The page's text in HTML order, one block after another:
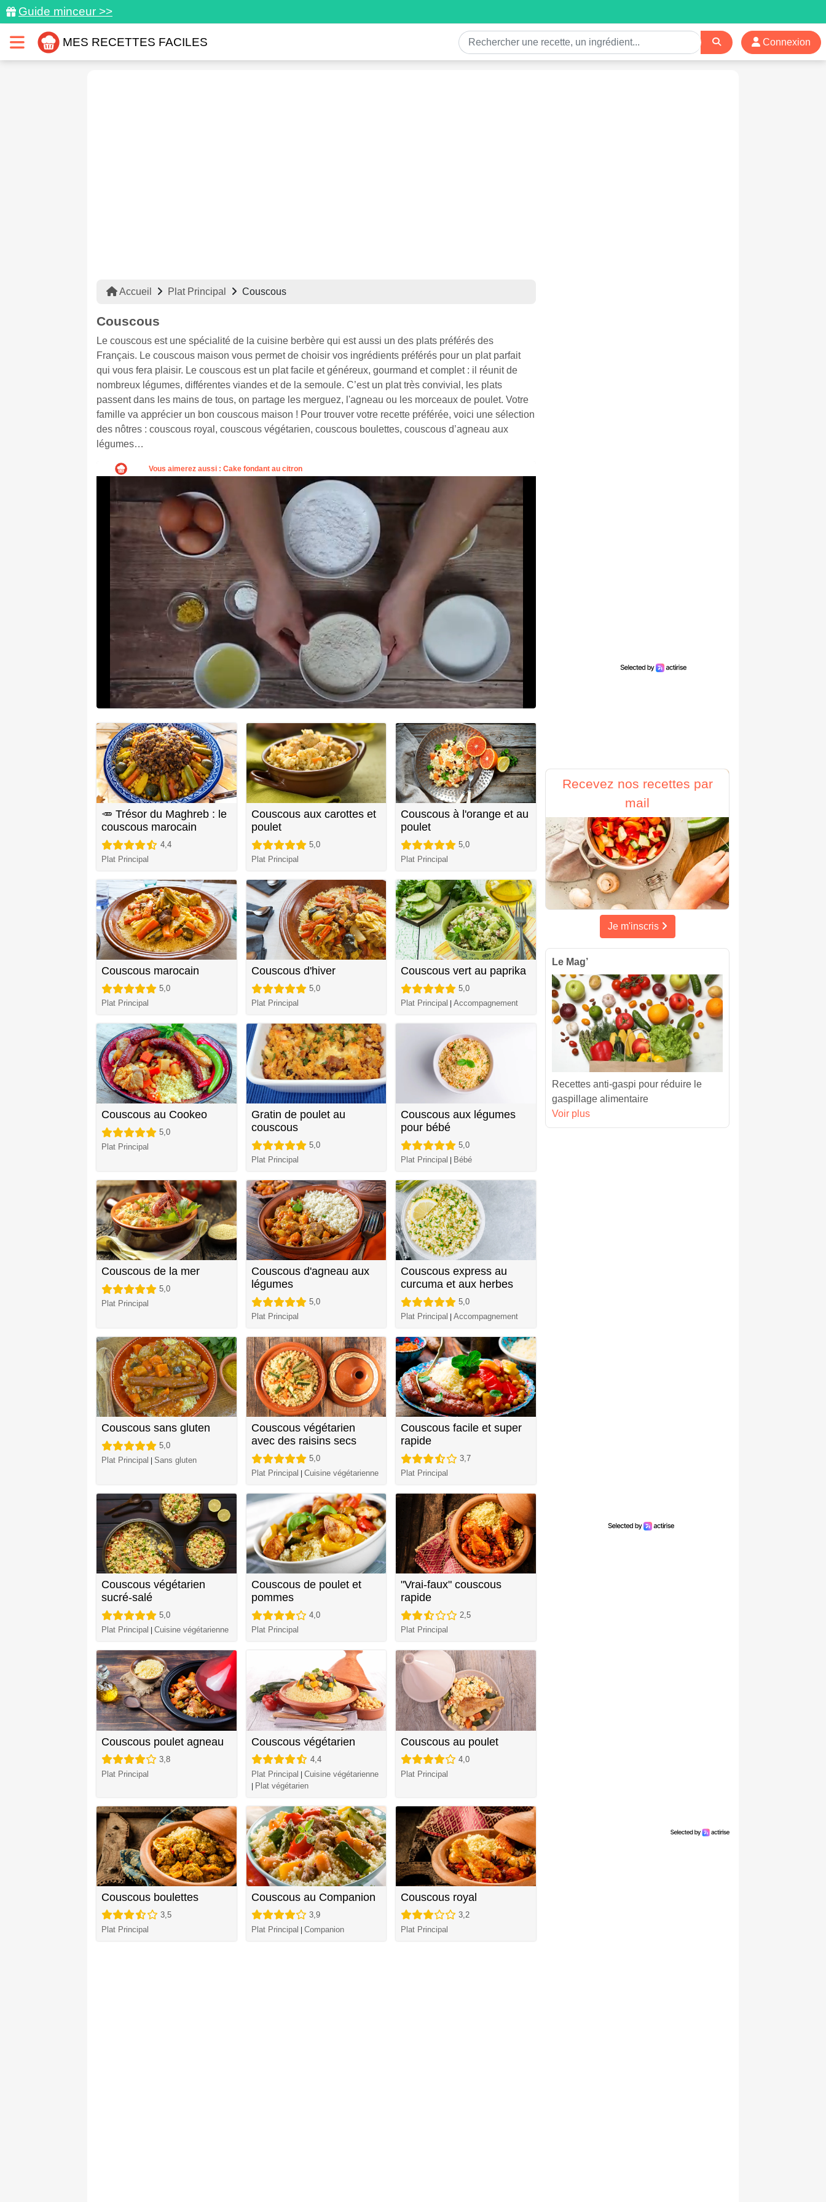
Guide minceur >>
MES RECETTES FACILES Connexion
Accueil Plat Principal Couscous
Couscous
Le couscous est une spécialité de la cuisine berbère qui est aussi un des plats préférés des
Français. Le couscous maison vous permet de choisir vos ingrédients préférés pour un plat parfait
qui vous fera plaisir. Le couscous est un plat facile et généreux, gourmand et complet : il réunit de
nombreux légumes, différentes viandes et de la semoule. C’est un plat très convivial, les plats
passent dans les mains de tous, on partage les merguez, l'agneau ou les morceaux de poulet. Votre
famille va apprécier un bon couscous maison ! Pour trouver votre recette préférée, voici une sélection
des nôtres : couscous royal, couscous végétarien, couscous boulettes, couscous d’agneau aux
légumes…
🥕 Trésor du Maghreb : le
couscous marocain
4,4
Plat Principal
Couscous aux carottes et
poulet
5,0
Plat Principal
Couscous à l'orange et au
poulet
5,0
Plat Principal
Couscous marocain
5,0
Plat Principal
Couscous d'hiver
5,0
Plat Principal
Couscous vert au paprika
5,0
Plat Principal
|Accompagnement
Couscous au Cookeo
5,0
Plat Principal
Gratin de poulet au
couscous
5,0
Plat Principal
Couscous aux légumes
pour bébé
5,0
Plat Principal
Bébé
Couscous de la mer
5,0
Plat Principal
Couscous d'agneau aux
légumes
5,0
Plat Principal
Couscous express au
curcuma et aux herbes
5,0
Plat Principal
|Accompagnement
Couscous sans gluten
5,0
Plat Principal
Sans gluten
Couscous végétarien
avec des raisins secs
5,0
Plat Principal
Cuisine végétarienne
Couscous facile et super
rapide
3,7
Plat Principal
Couscous végétarien
sucré-salé
5,0
Plat Principal
Cuisine végétarienne
Couscous de poulet et
pommes
4,0
Plat Principal
"Vrai-faux" couscous
rapide
2,5
Plat Principal
Couscous poulet agneau
3,8
Plat Principal
Couscous végétarien
4,4
Plat Principal | Cuisine végétarienne
| Plat végétarien
Couscous au poulet
4,0
Plat Principal
Couscous boulettes
3,5
Plat Principal
Couscous au Companion
3,9
Plat Principal | Companion
Couscous royal
3,2
Plat Principal
Recevez nos recettes par
mail
Je m'inscris
Le Mag’
Recettes anti-gaspi pour réduire le
gaspillage alimentaire
Voir plus